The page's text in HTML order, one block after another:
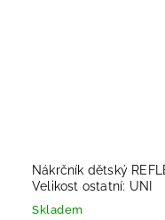
Nákrčník dětský
Velikost ostatní: UNI
Skladem